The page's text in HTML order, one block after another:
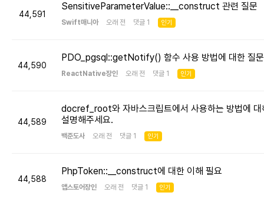
44,591
SensitiveParameterValue::__construct 관련 질문
Swift매니아 오래 전 댓글 1 인기
44,590
PDO_pgsql::getNotify() 함수 사용 방법에 대한 질문
ReactNative장인 오래 전 댓글 1 인기
44,589
docref_root와 자바스크립트에서 사용하는 방법에 대
설명해주세요.
백준도사 오래 전 댓글 1 인기
44,588
PhpToken::__construct에 대한 이해 필요
앱스토어장인 오래 전 댓글 1 인기